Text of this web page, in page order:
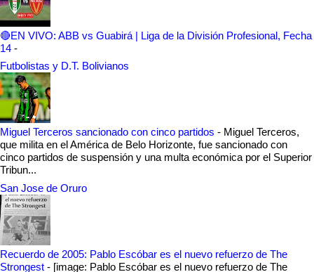
🔴EN VIVO: ABB vs Guabirá | Liga de la División Profesional, Fecha
14 -
Futbolistas y D.T. Bolivianos
Miguel Terceros sancionado con cinco partidos - Miguel Terceros,
que milita en el América de Belo Horizonte, fue sancionado con
cinco partidos de suspensión y una multa económica por el Superior
Tribun...
San Jose de Oruro
Recuerdo de 2005: Pablo Escóbar es el nuevo refuerzo de The
Strongest - [image: Pablo Escóbar es el nuevo refuerzo de The